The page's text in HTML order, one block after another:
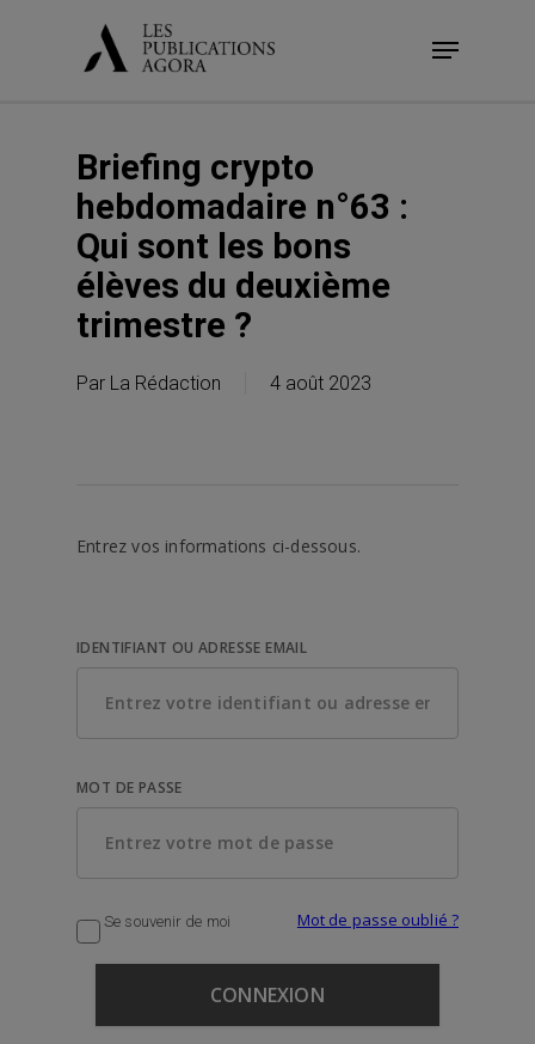
Menu
Briefing crypto
hebdomadaire n°63 :
Qui sont les bons
élèves du deuxième
trimestre ?
Par La Rédaction 4 août 2023
Entrez vos informations ci-dessous.
IDENTIFIANT OU ADRESSE EMAIL
MOT DE PASSE
Se souvenir de moi Mot de passe oublié ?